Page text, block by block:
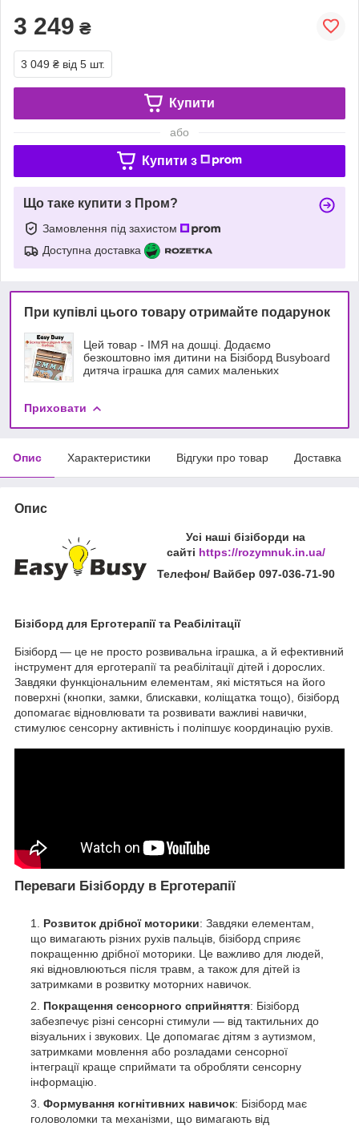
3 249 ₴
3 049 ₴ від 5 шт.
Купити
або
Купити з
Що таке купити з Пром?
Замовлення під захистом
Доступна доставка
При купівлі цього товару отримайте подарунок
Цей товар - ІМЯ на дошці. Додаємо
безкоштовно імя дитини на Бізіборд Busyboard
дитяча іграшка для самих маленьких
Приховати
Опис Характеристики Відгуки про товар Доставка
Опис
Усі наші бізіборди на
сайті https://rozymnuk.in.ua/
Телефон/ Вайбер 097-036-71-90
Бізіборд для Ерготерапії та Реабілітації
Бізіборд — це не просто розвивальна іграшка, а й ефективний
інструмент для ерготерапії та реабілітації дітей і дорослих.
Завдяки функціональним елементам, які містяться на його
поверхні (кнопки, замки, блискавки, коліщатка тощо), бізіборд
допомагає відновлювати та розвивати важливі навички,
стимулює сенсорну активність і поліпшує координацію рухів.
Переваги Бізіборду в Ерготерапії
Розвиток дрібної моторики: Завдяки елементам,
що вимагають різних рухів пальців, бізіборд сприяє
покращенню дрібної моторики. Це важливо для людей,
які відновлюються після травм, а також для дітей із
затримками в розвитку моторних навичок.
Покращення сенсорного сприйняття: Бізіборд
забезпечує різні сенсорні стимули — від тактильних до
візуальних і звукових. Це допомагає дітям з аутизмом,
затримками мовлення або розладами сенсорної
інтеграції краще сприймати та обробляти сенсорну
інформацію.
Формування когнітивних навичок: Бізіборд має
головоломки та механізми, що вимагають від